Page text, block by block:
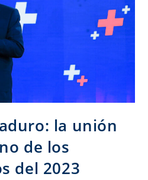
la unión
de los
del 2023